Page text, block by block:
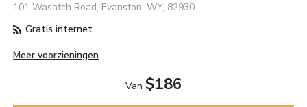
101 Wasatch Road, Evanston, WY, 82930
Gratis internet
Meer voorzieningen
Van $186